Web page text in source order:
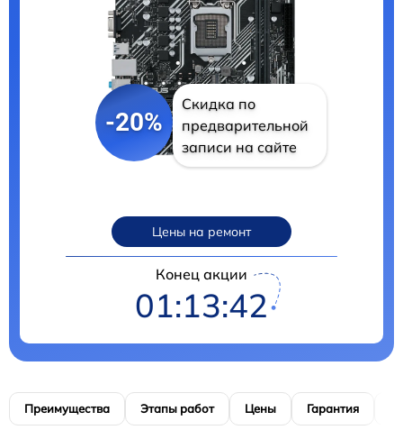
-20%
Скидка по
предварительной
записи на сайте
Цены на ремонт
Конец акции
01:13:41
Преимущества Этапы работ Цены Гарантия